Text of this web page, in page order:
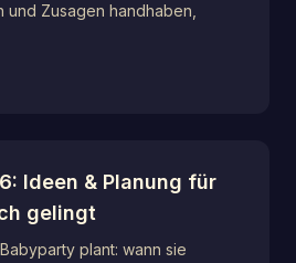
und Zusagen handhaben,
Ideen & Planung für
gelingt
plant: wann sie